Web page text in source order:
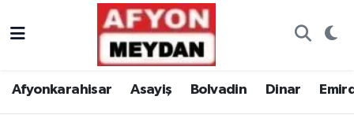
Afyonkarahisar Asayiş Bolvadin Dinar
Nöbetçi Eczaneler